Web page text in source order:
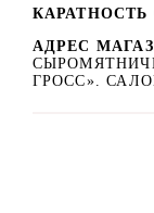
КАРАТНОСТЬ
АДРЕС
ГРОСС».